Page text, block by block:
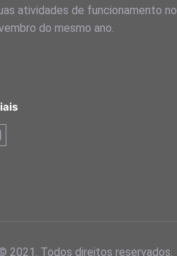
atividades de funcionamento no
do mesmo ano.
2021. Todos direitos reservados.